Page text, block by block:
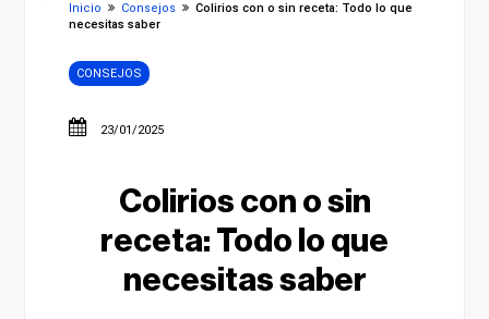
Inicio Consejos
Colirios con o sin receta: Todo lo que
necesitas saber
CONSEJOS
23/01/2025
Colirios con o sin
receta: Todo lo que
necesitas saber